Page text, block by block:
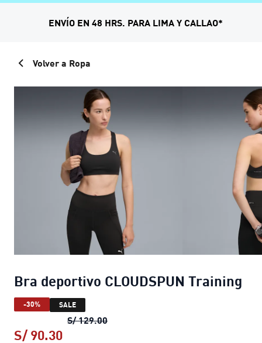
ENVÍO EN 48 HRS. PARA LIMA Y CALLAO*
Volver a Ropa
Bra deportivo CLOUDSPUN Training
-30% SALE
S/ 129.00Bra deportivo CLOUDSPUN Training
S/ 90.30